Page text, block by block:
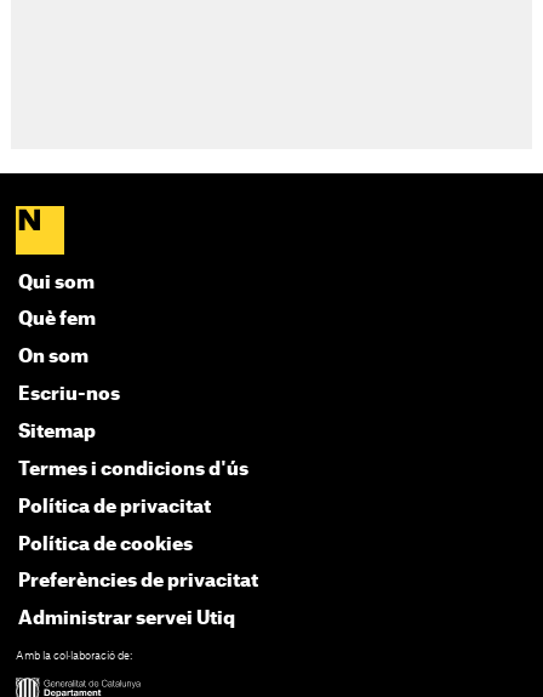
Qui som
Què fem
On som
Escriu-nos
Sitemap
Termes i condicions d'ús
Política de privacitat
Política de cookies
Preferències de privacitat
Administrar servei Utiq
Amb la col·laboració de: